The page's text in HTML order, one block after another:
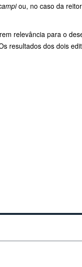
ou, no caso da
relevância para o
resultados dos dois